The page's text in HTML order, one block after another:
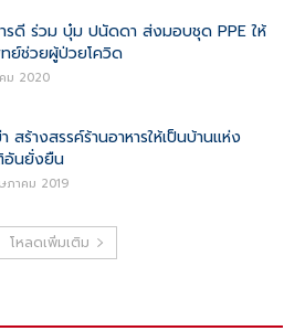
รดี ร่วม บุ๋ม ปนัดดา ส่งมอบชุด PPE ให้
ย์ช่วยผู้ป่วยโควิด
ม 2020
สร้างสรรค์ร้านอาหารให้เป็นบ้านแห่ง
อันยั่งยืน
าคม 2019
โหลดเพิ่มเติม